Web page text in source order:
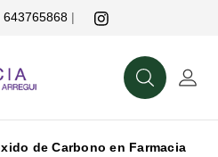
643765868 |
BuscarMi
de Carbono en Farmacia